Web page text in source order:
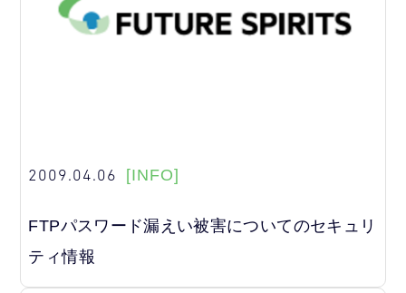
2009.04.06 [INFO]
FTPパスワード漏えい被害についてのセキュリ
ティ情報